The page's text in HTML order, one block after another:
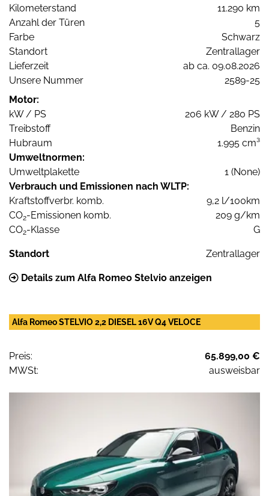
Kilometerstand
11.290 km
Anzahl der Türen
5
Farbe
Schwarz
Standort
Zentrallager
Lieferzeit
ab ca. 09.08.2026
Unsere Nummer
2589-25
Motor:
kW / PS
206 kW / 280 PS
Treibstoff
Benzin
Hubraum
1.995 cm³
Umweltnormen:
Umweltplakette
1 (None)
Verbrauch und Emissionen nach WLTP:
Kraftstoffverbr. komb.
9,2 l/100km
CO2-Emissionen komb.
209 g/km
CO2-Klasse G
Standort Zentrallager
Details zum Alfa Romeo Stelvio anzeigen
Alfa Romeo STELVIO 2,2 DIESEL 16V Q4 VELOCE
Preis:
65.899,00 €
MWSt:
ausweisbar